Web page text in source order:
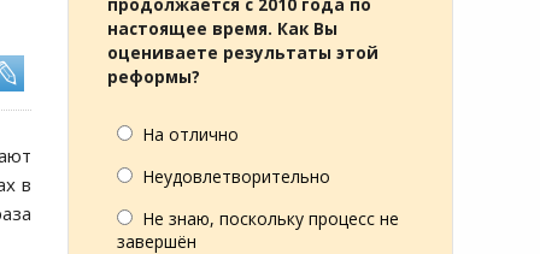
в
продолжается с 2010 года по
настоящее время. Как Вы
оцениваете результаты этой
реформы?
На отлично
Неудовлетворительно
Не знаю, поскольку процесс не
завершён